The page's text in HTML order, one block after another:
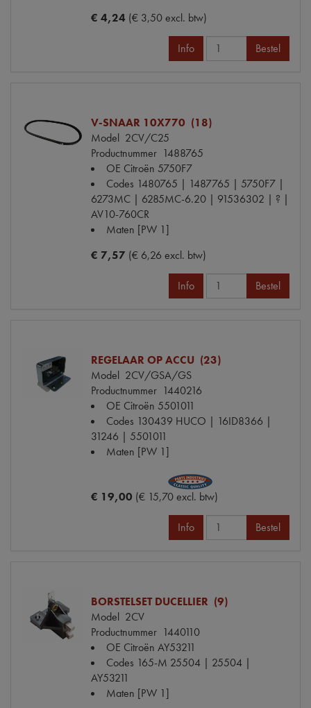
€ 4,24 (€ 3,50 excl. btw)
Info Bestel
V-SNAAR 10X770 (18)
Model 2CV/C25
Productnummer 1488765
OE Citroën 5750F7
Codes 1480765 | 1487765 | 5750F7 |
6273MC | 6285MC-6.20 | 91536302 | ? |
AV10-760CR
Maten [PW 1]
€ 7,57 (€ 6,26 excl. btw)
Info Bestel
REGELAAR OP ACCU (23)
Model 2CV/GSA/GS
Productnummer 1440216
OE Citroën 5501011
Codes 130439 HUCO | 16ID8366 |
31246 | 5501011
Maten [PW 1]
€ 19,00 (€ 15,70 excl. btw)
Info Bestel
BORSTELSET DUCELLIER (9)
Model 2CV
Productnummer 1440110
OE Citroën AY53211
Codes 165-M 25504 | 25504 |
AY53211
Maten [PW 1]